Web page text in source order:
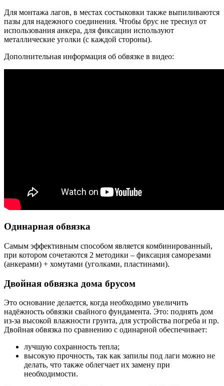
Для монтажа лагов, в местах состыковки также выпиливаются
пазы для надежного соединения. Чтобы брус не треснул от
использования анкера, для фиксации используют
металлические уголки (с каждой стороны).
Дополнительная информация об обвязке в видео:
Одинарная обвязка
Самым эффективным способом является комбинированный,
при котором сочетаются 2 методики – фиксация саморезами
(анкерами) + хомутами (уголками, пластинами).
Двойная обвязка дома брусом
Это основание делается, когда необходимо увеличить
надёжность обвязки свайного фундамента. Это: поднять дом
из-за высокой влажности грунта, для устройства погреба и пр.
Двойная обвязка по сравнению с одинарной обеспечивает:
лучшую сохранность тепла;
высокую прочность, так как запилы под лаги можно не
делать, что также облегчает их замену при
необходимости.